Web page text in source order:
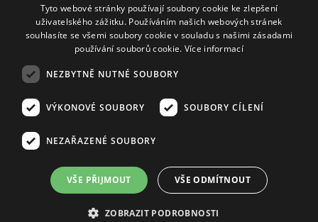
Kříženeckého nám. 322
152 00 Praha 5
IČ 416 93 311
© 2008–2026 EMPRESA MEDIA, a.s. Všechna práva vyhrazena.
Zásady ochrany osobních a dalších zpracovávaných údajů
Informace o měření sledovanosti videa ve video archivu
Nielsen Digital Measurement
. Využíváme grafické podklady z
depositphotos.com .
Tyto webové stránky používají soubory cookie ke zlepšení
uživatelského zážitku. Používáním našich webových stránek
souhlasíte se všemi soubory cookie v souladu s našimi zásadami
používání souborů cookie. Více informací
NEZBYTNĚ NUTNÉ SOUBORY
VÝKONOVÉ SOUBORY SOUBORY CÍLENÍ
NEZAŘAZENÉ SOUBORY
VŠE PŘIJMOUT VŠE ODMÍTNOUT
ZOBRAZIT PODROBNOSTI